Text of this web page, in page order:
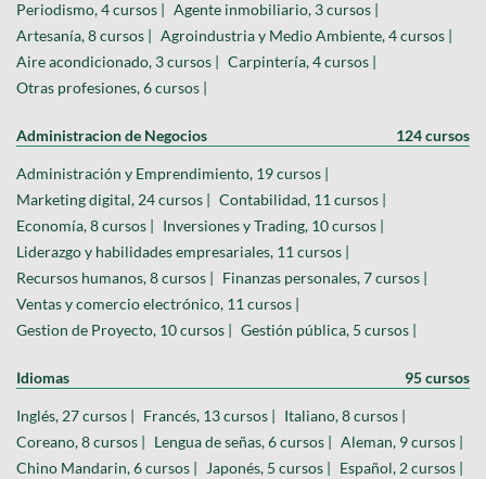
Periodismo, 4 cursos | Agente inmobiliario, 3 cursos |
Artesanía, 8 cursos | Agroindustria y Medio Ambiente, 4 cursos |
Aire acondicionado, 3 cursos | Carpintería, 4 cursos |
Otras profesiones, 6 cursos |
Administracion de Negocios 124 cursos
Administración y Emprendimiento, 19 cursos |
Marketing digital, 24 cursos | Contabilidad, 11 cursos |
Economía, 8 cursos | Inversiones y Trading, 10 cursos |
Liderazgo y habilidades empresariales, 11 cursos |
Recursos humanos, 8 cursos | Finanzas personales, 7 cursos |
Ventas y comercio electrónico, 11 cursos |
Gestion de Proyecto, 10 cursos | Gestión pública, 5 cursos |
Idiomas 95 cursos
Inglés, 27 cursos | Francés, 13 cursos | Italiano, 8 cursos |
Coreano, 8 cursos | Lengua de señas, 6 cursos | Aleman, 9 cursos |
Chino Mandarin, 6 cursos |
Japonés, 5 cursos | Español, 2 cursos |